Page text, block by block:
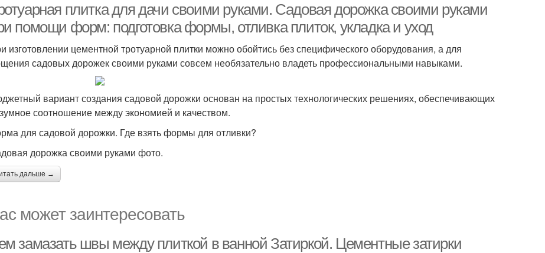
плитка для дачи своими руками. Садовая дорожка своими руками
помощи форм: подготовка формы, отливка плиток, укладка и уход
изготовлении цементной тротуарной плитки можно обойтись без специфического оборудования, а для
садовых дорожек своими руками совсем необязательно владеть профессиональными навыками.
вариант создания садовой дорожки основан на простых технологических решениях, обеспечивающих
соотношение между экономией и качеством.
для садовой дорожки. Где взять формы для отливки?
дорожка своими руками фото.
дальше →
может заинтересовать
замазать швы между плиткой в ванной Затиркой. Цементные затирки